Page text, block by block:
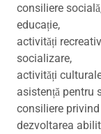
consiliere
educație,
activități
socializare,
activități
asistență pentru
consiliere
dezvoltarea